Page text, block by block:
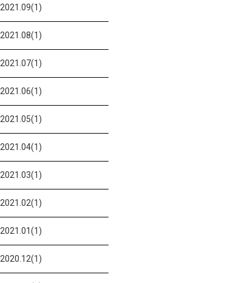
2021.09(1)
2021.08(1)
2021.07(1)
2021.06(1)
2021.05(1)
2021.04(1)
2021.03(1)
2021.02(1)
2021.01(1)
2020.12(1)